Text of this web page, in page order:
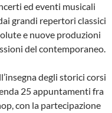
ed eventi musicali
grandi repertori classici
e nuove produzioni
del contemporaneo.
degli storici corsi
25 appuntamenti fra
con la partecipazione